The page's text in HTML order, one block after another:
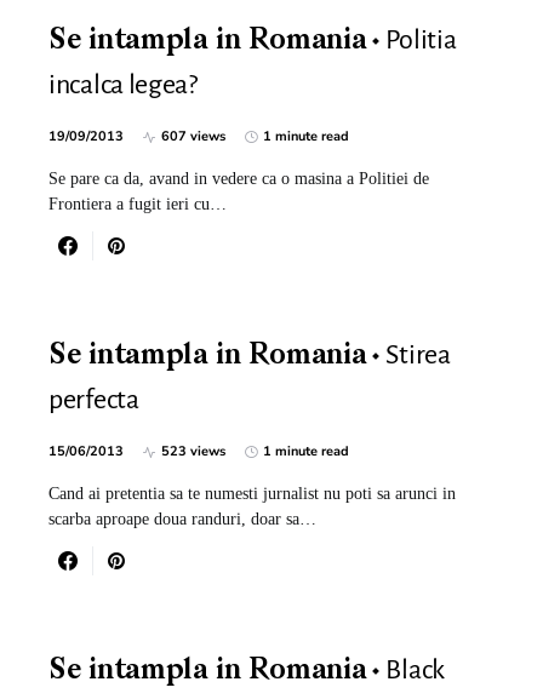
Se intampla in Romania
Politia
incalca legea?
19/09/2013 607 views 1 minute read
Se pare ca da, avand in vedere ca o masina a Politiei de
Frontiera a fugit ieri cu…
Se intampla in Romania
Stirea
perfecta
15/06/2013 523 views 1 minute read
Cand ai pretentia sa te numesti jurnalist nu poti sa arunci in
scarba aproape doua randuri, doar sa…
Se intampla in Romania
Black